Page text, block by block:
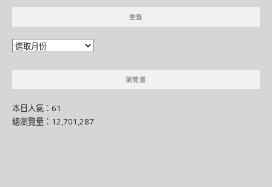
別
彙整
彙
瀏覽量
本日人氣：61
總瀏覽量：12,701,287